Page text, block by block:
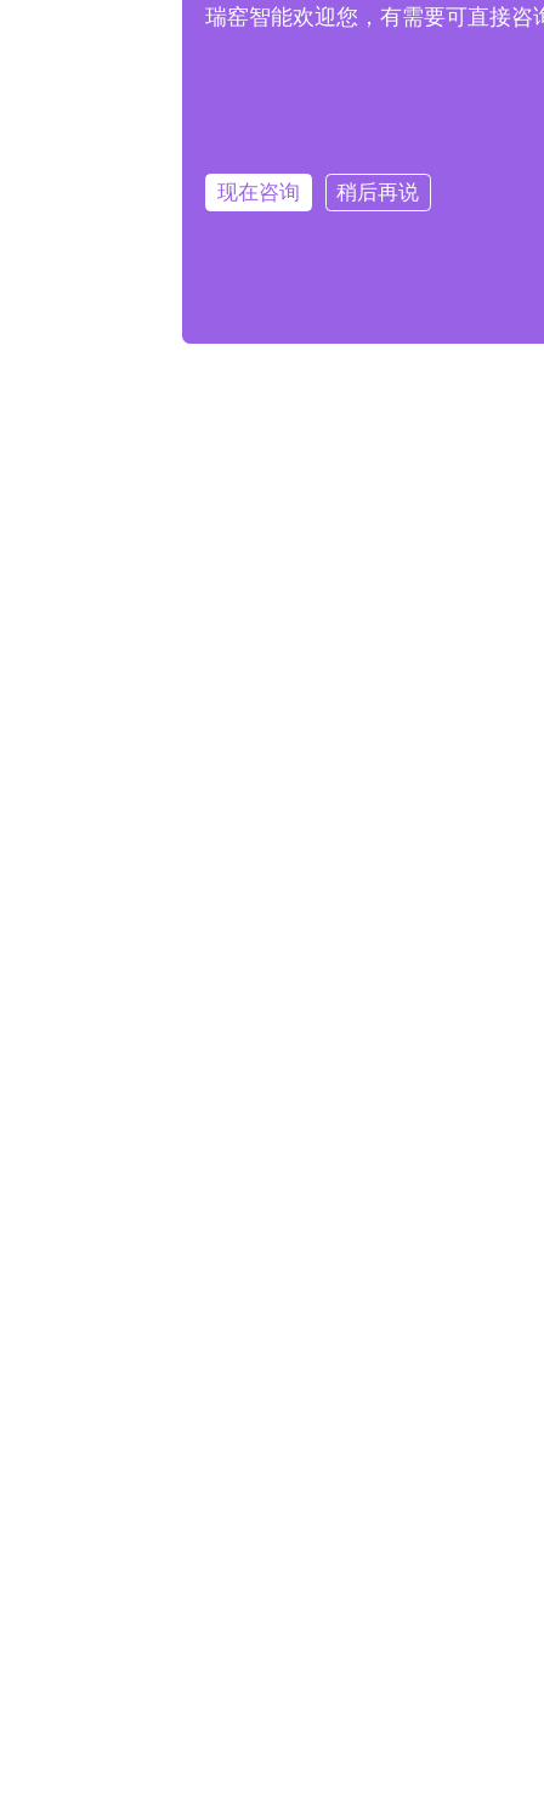
瑞窑智能欢迎您，有需要可直接咨
现在咨询 稍后再说